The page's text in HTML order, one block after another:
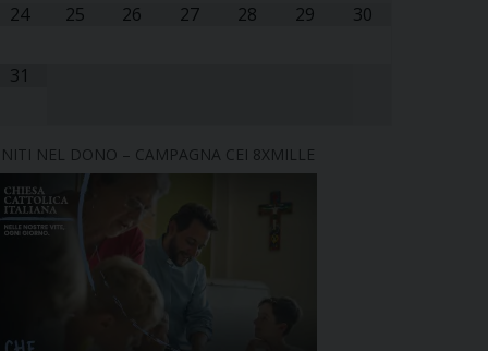
24 25 26 27 28 29 30
31
NEL DONO – CAMPAGNA CEI 8XMILLE